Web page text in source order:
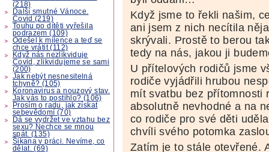
(218)
Další smutné Vánoce.
Covid (219)
Touhu po dítěti vyřešila
podrazem (109)
Odešel k milence a teď se
chce vrátit (112)
Když nás nezlikviduje
Covid, zlikvidujeme se sami
(200)
Jak nebýt nesnesitelná
tchyně? (105)
Koronavirus a nouzový stav.
Jak vás to postihlo? (106)
Prosím o radu, jak získat
sebevědomí (70)
Dá se vydržet ve vztahu bez
sexu? Nechce se mnou
spát. (135)
Šikana v práci. Nevíme, co
dělat. (69)
Když jsme to řekli našim,
ani jsem z nich necítila
skrývali. Prostě to berou
tedy na nás, jakou ji
U přítelových rodičů jsme
rodiče vyjádřili hrubou
mít svatbu bez přítomnosti
absolutně nevhodné a na
co rodiče pro své děti
chvíli svého potomka
Zatím je to stále otevřené.